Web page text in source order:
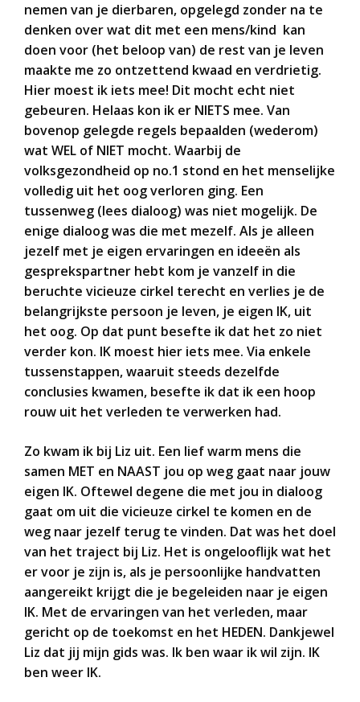
nemen van je dierbaren, opgelegd zonder na te
denken over wat dit met een mens/kind kan
doen voor (het beloop van) de rest van je leven
maakte me zo ontzettend kwaad en verdrietig.
Hier moest ik iets mee! Dit mocht echt niet
gebeuren. Helaas kon ik er NIETS mee. Van
bovenop gelegde regels bepaalden (wederom)
wat WEL of NIET mocht. Waarbij de
volksgezondheid op no.1 stond en het menselijke
volledig uit het oog verloren ging. Een
tussenweg (lees dialoog) was niet mogelijk. De
enige dialoog was die met mezelf. Als je alleen
jezelf met je eigen ervaringen en ideeën als
gesprekspartner hebt kom je vanzelf in die
beruchte vicieuze cirkel terecht en verlies je de
belangrijkste persoon je leven, je eigen IK, uit
het oog. Op dat punt besefte ik dat het zo niet
verder kon. IK moest hier iets mee. Via enkele
tussenstappen, waaruit steeds dezelfde
conclusies kwamen, besefte ik dat ik een hoop
rouw uit het verleden te verwerken had.
Zo kwam ik bij Liz uit. Een lief warm mens die
samen MET en NAAST jou op weg gaat naar jouw
eigen IK. Oftewel degene die met jou in dialoog
gaat om uit die vicieuze cirkel te komen en de
weg naar jezelf terug te vinden. Dat was het doel
van het traject bij Liz. Het is ongelooflijk wat het
er voor je zijn is, als je persoonlijke handvatten
aangereikt krijgt die je begeleiden naar je eigen
IK. Met de ervaringen van het verleden, maar
gericht op de toekomst en het HEDEN. Dankjewel
Liz dat jij mijn gids was. Ik ben waar ik wil zijn. IK
ben weer IK.